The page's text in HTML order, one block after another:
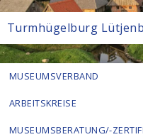
Turmhügelburg
MUSEUMSVERBAND
ARBEITSKREISE
MUSEUMSBERATUNG/-